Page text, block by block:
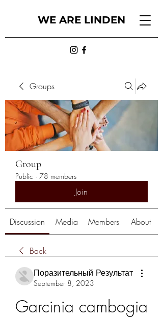
WE ARE LINDEN
Groups
Group
Public · 78 members
Join
Discussion Media Members About
Back
Поразительный Результат
September 8, 2023
Garcinia cambogia